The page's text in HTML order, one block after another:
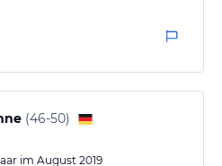
(46-50)
im August 2019